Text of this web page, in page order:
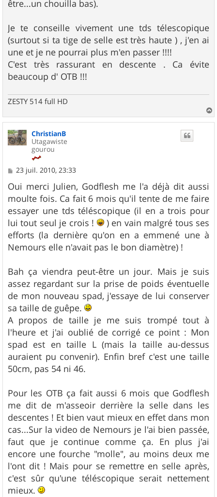
être...un chouilla bas).
Je te conseille vivement une tds télescopique
(surtout si ta tige de selle est très haute ) , j'en ai
une et je ne pourrai plus m'en passer !!!!
C'est très rassurant en descente . Ca évite
beaucoup d' OTB !!!
ZESTY 514 full HD
a
ChristianB
Utagawiste
gourou
M
s
s
a
g
e
23 juil. 2010, 23:33
Oui merci Julien, Godflesh me l'a déjà dit aussi
moulte fois. Ca fait 6 mois qu'il tente de me faire
essayer une tds téléscopique (il en a trois pour
lui tout seul je crois !
) en vain malgré tous ses
efforts (la dernière qu'on en a emmené une à
Nemours elle n'avait pas le bon diamètre) !
Bah ça viendra peut-être un jour. Mais je suis
assez regardant sur la prise de poids éventuelle
de mon nouveau spad, j'essaye de lui conserver
sa taille de guêpe.
A propos de taille je me suis trompé tout à
l'heure et j'ai oublié de corrigé ce point : Mon
spad est en taille L (mais la taille au-dessus
auraient pu convenir). Enfin bref c'est une taille
50cm, pas 54 ni 46.
Pour les OTB ça fait aussi 6 mois que Godflesh
me dit de m'asseoir derrière la selle dans les
descentes ! Et bien vaut mieux en effet dans mon
cas...Sur la video de Nemours je l'ai bien passée,
faut que je continue comme ça. En plus j'ai
encore une fourche "molle", au moins deux me
l'ont dit ! Mais pour se remettre en selle après,
c'est sûr qu'une téléscopique serait nettement
mieux.